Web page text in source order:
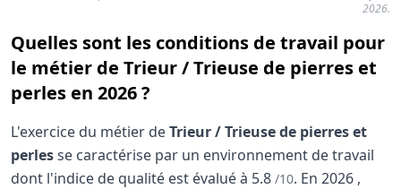
2026.
Quelles sont les conditions de travail pour
le métier de Trieur / Trieuse de pierres et
perles en 2026 ?
L'exercice du métier deTrieur / Trieuse de pierres et
perlesse caractérise par un environnement de travail
dont l'indice de qualité est évalué à 5.8 /10. En 2026 ,